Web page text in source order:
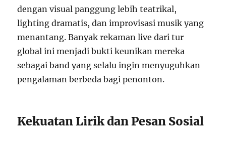
dengan visual panggung lebih teatrikal,
lighting dramatis, dan improvisasi musik yang
menantang. Banyak rekaman live dari tur
global ini menjadi bukti keunikan mereka
sebagai band yang selalu ingin menyuguhkan
pengalaman berbeda bagi penonton.
Kekuatan Lirik dan Pesan Sosial